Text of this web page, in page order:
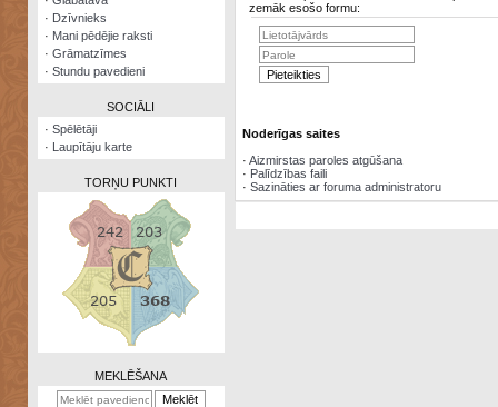
Arhīvs
Zināšanu
· Dzīvnieks
· Mani pēdējie raksti
· Grāmatzīmes
· Stundu pavedieni
SOCIĀLI
· Spēlētāji
· Laupītāju karte
TORŅU PUNKTI
MEKLĒŠANA
zemāk esošo formu:
Noderīgas saites
· Aizmirstas paroles atgūšana
· Palīdzības faili
· Sazināties ar foruma administratoru